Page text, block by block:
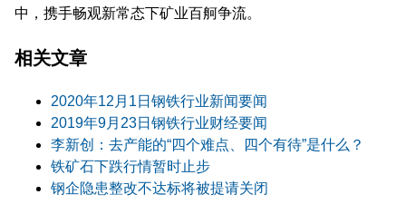
中，携手畅观新常态下矿业百舸争流。
相关文章
2020年12月1日钢铁行业新闻要闻
2019年9月23日钢铁行业财经要闻
李新创：去产能的“四个难点、四个有待”是什么？
铁矿石下跌行情暂时止步
钢企隐患整改不达标将被提请关闭